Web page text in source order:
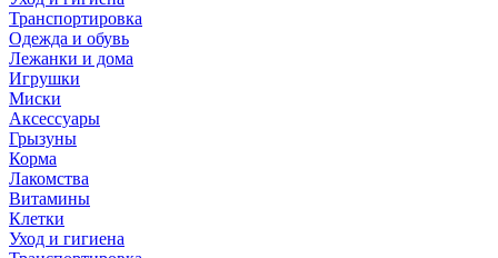
Транспортировка
Одежда и обувь
Лежанки и дома
Игрушки
Миски
Аксессуары
Грызуны
Корма
Лакомства
Витамины
Клетки
Уход и гигиена